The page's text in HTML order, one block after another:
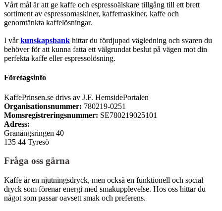
Vårt mål är att ge kaffe och espressoälskare tillgång till ett brett
sortiment av espressomaskiner, kaffemaskiner, kaffe och
genomtänkta kaffelösningar.
I vårkunskapsbank hittar du fördjupad vägledning och svaren du
behöver för att kunna fatta ett välgrundat beslut på vägen mot din
perfekta kaffe eller espressolösning.
Företagsinfo
KaffePrinsen.se drivs av J.F. HemsidePortalen
Organisationsnummer: 780219-0251
Momsregistreringsnummer: SE780219025101
Adress:
Granängsringen 40
135 44 Tyresö
Fråga oss gärna
Kaffe är en njutningsdryck, men också en funktionell och social
dryck som förenar energi med smakupplevelse. Hos oss hittar du
något som passar oavsett smak och preferens.